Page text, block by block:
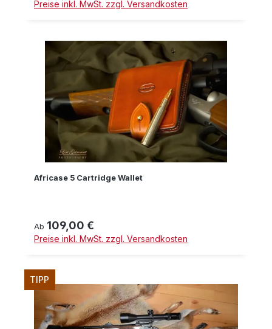
Preise inkl. MwSt. zzgl. Versandkosten
Africase 5 Cartridge Wallet
Regulärer Preis:
Ab 109,00 €
Preise inkl. MwSt. zzgl. Versandkosten
TIPP